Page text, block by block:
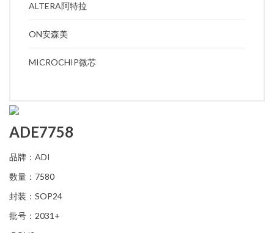
ALTERA阿特拉
ON安森美
MICROCHIP微芯
ADE7758
品牌：ADI
数量：7580
封装：SOP24
批号：2031+